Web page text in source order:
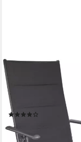
Gartenstuhl Riva
(Set, 2 St),
Klappstühle
ab 89,99 € 99,99 €
-10%